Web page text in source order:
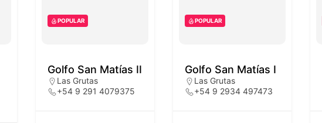
POPULAR
Golfo San Matías II
Las Grutas
+54 9 291 4079375
POPULAR
Golfo San Matías I
Las Grutas
+54 9 2934 497473